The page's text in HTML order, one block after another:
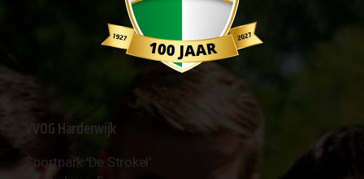
VVOG Harderwijk
Sportpark 'De Strokel'